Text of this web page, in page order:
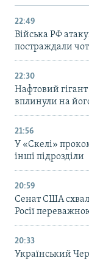
22:49
Війська РФ
постраждали
22:30
Нафтовий
вплинули на
21:56
У «Скелі»
інші підрозділи
20:59
Cенат США
Росії
20:33
Український